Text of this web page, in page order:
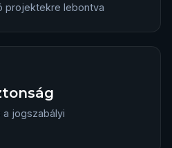
projektekre lebontva
jogszabályi